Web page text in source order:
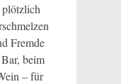
Fremde
beim
– für